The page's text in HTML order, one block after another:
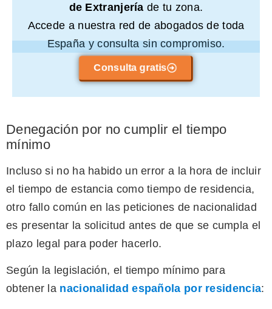
de Extranjeríade tu zona.
Accede a nuestra red de abogados de toda
España y consulta sin compromiso.
Consulta gratis
Denegación por no cumplir el tiempo
mínimo
Incluso si no ha habido un error a la hora de incluir
el tiempo de estancia como tiempo de residencia,
otro fallo común en las peticiones de nacionalidad
es presentar la solicitud antes de que se cumpla el
plazo legal para poder hacerlo.
Según la legislación, el tiempo mínimo para
obtener la nacionalidad española por residencia: